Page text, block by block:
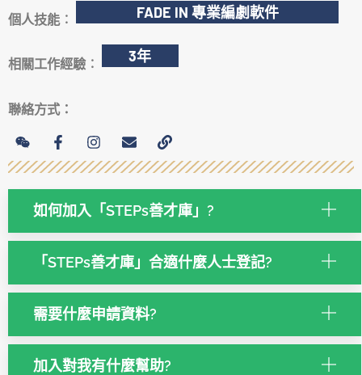
個人技能︰ FADE IN 專業編劇軟件
相關工作經驗︰ 3年
聯絡方式：
如何加入「STEPs善才庫」?
「STEPs善才庫」合適什麼人士登記?
需要什麼申請資料?
加入對我有什麼幫助?